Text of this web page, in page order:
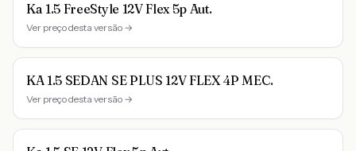
Ka 1.5 FreeStyle 12V Flex 5p Aut.
Ver preço desta versão →
KA 1.5 SEDAN SE PLUS 12V FLEX 4P MEC.
Ver preço desta versão →